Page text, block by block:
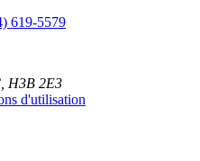
619-5579
H3B 2E3
d'utilisation